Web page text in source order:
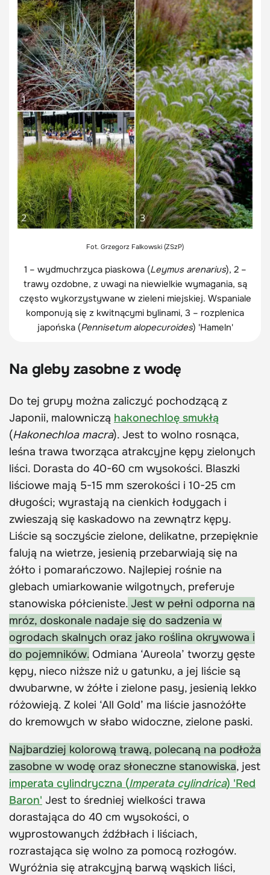
Fot. Grzegorz Falkowski (ZSzP)
1 – wydmuchrzyca piaskowa (Leymus arenarius), 2 –
trawy ozdobne, z uwagi na niewielkie wymagania, są
często wykorzystywane w zieleni miejskiej. Wspaniale
komponują się z kwitnącymi bylinami, 3 – rozplenica
japońska (Pennisetum alopecuroides) 'Hameln'
Na gleby zasobne z wodę
Do tej grupy można zaliczyć pochodzącą z
Japonii, malowniczą hakonechloę smukłą
(Hakonechloa macra). Jest to wolno rosnąca,
leśna trawa tworząca atrakcyjne kępy zielonych
liści. Dorasta do 40-60 cm wysokości. Blaszki
liściowe mają 5-15 mm szerokości i 10-25 cm
długości; wyrastają na cienkich łodygach i
zwieszają się kaskadowo na zewnątrz kępy.
Liście są soczyście zielone, delikatne, przepięknie
falują na wietrze, jesienią przebarwiają się na
żółto i pomarańczowo. Najlepiej rośnie na
glebach umiarkowanie wilgotnych, preferuje
stanowiska półcieniste. Jest w pełni odporna na
mróz, doskonale nadaje się do sadzenia w
ogrodach skalnych oraz jako roślina okrywowa i
do pojemników. Odmiana ‘Aureola’ tworzy gęste
kępy, nieco niższe niż u gatunku, a jej liście są
dwubarwne, w żółte i zielone pasy, jesienią lekko
różowieją. Z kolei ‘All Gold’ ma liście jasnożółte
do kremowych w słabo widoczne, zielone paski.
Najbardziej kolorową trawą, polecaną na podłoża
zasobne w wodę oraz słoneczne stanowiska, jest
imperata cylindryczna (Imperata cylindrica) 'Red
Baron' Jest to średniej wielkości trawa
dorastająca do 40 cm wysokości, o
wyprostowanych źdźbłach i liściach,
rozrastająca się wolno za pomocą rozłogów.
Wyróżnia się atrakcyjną barwą wąskich liści,